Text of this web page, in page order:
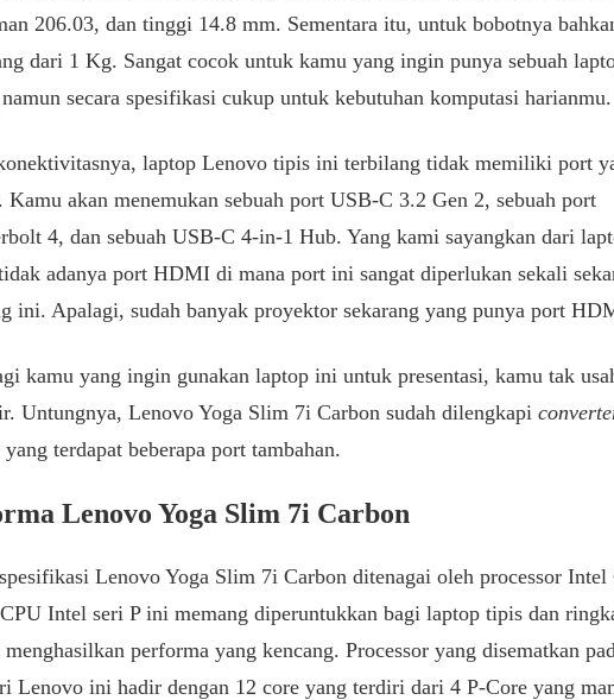
206.03, dan tinggi 14.8 mm. Sementara itu, untuk bobotnya
dari 1 Kg. Sangat cocok untuk kamu yang ingin punya sebuah
secara spesifikasi cukup untuk kebutuhan komputasi harianmu.
laptop Lenovo tipis ini terbilang tidak memiliki port
Kamu akan menemukan sebuah port USB-C 3.2 Gen 2, sebuah port
4, dan sebuah USB-C 4-in-1 Hub. Yang kami sayangkan dari
adanya port HDMI di mana port ini sangat diperlukan sekali
ini. Apalagi, sudah banyak proyektor sekarang yang punya port
kamu yang ingin gunakan laptop ini untuk presentasi, kamu tak
Untungnya, Lenovo Yoga Slim 7i Carbon sudah dilengkapi
terdapat beberapa port tambahan.
Lenovo Yoga Slim 7i Carbon
Lenovo Yoga Slim 7i Carbon ditenagai oleh processor
Intel seri P ini memang diperuntukkan bagi laptop tipis dan
menghasilkan performa yang kencang. Processor yang disematkan
Lenovo ini hadir dengan 12 core yang terdiri dari 4 P-Core yang